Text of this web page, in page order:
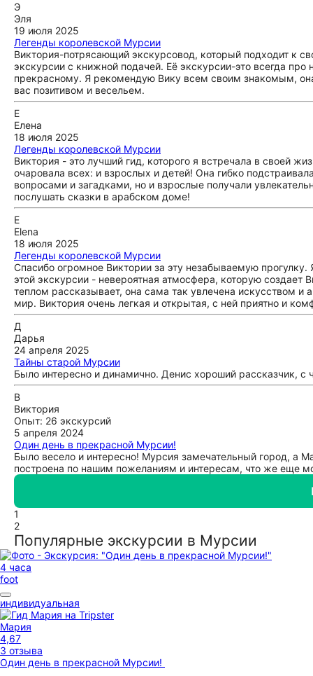
Э
Эля
19 июля 2025
Легенды королевской Мурсии
Виктория-потрясающий экскурсовод, который подходит к
экскурсии с книжной подачей. Её экскурсии-это всегда
прекрасному. Я рекомендую Вику всем своим знакомым,
вас позитивом и весельем.
Е
Елена
18 июля 2025
Легенды королевской Мурсии
Виктория - это лучший гид, которого я встречала в своей
очаровала всех: и взрослых и детей! Она гибко
вопросами и загадками, но и взрослые получали
послушать сказки в арабском доме!
E
Elena
18 июля 2025
Легенды королевской Мурсии
Спасибо огромное Виктории за эту незабываемую
этой экскурсии - невероятная атмосфера, которую
теплом рассказывает, она сама так увлечена искусством и
мир. Виктория очень легкая и открытая, с ней приятно и
Д
Дарья
24 апреля 2025
Тайны старой Мурсии
Было интересно и динамично. Денис хороший рассказчик,
В
Виктория
Опыт: 26 экскурсий
5 апреля 2024
Один день в прекрасной Мурсии!
Было весело и интересно! Мурсия замечательный город, а
построена по нашим пожеланиям и интересам, что же еще
1
2
Популярные экскурсии в Мурсии
4 часа
foot
индивидуальная
Мария
4,67
3 отзыва
Один день в прекрасной Мурсии!